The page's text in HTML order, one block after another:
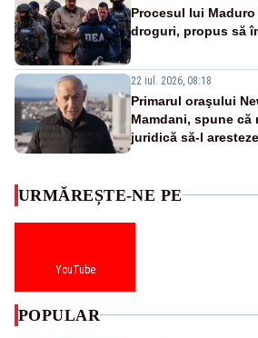
Procesul lui
droguri, propus să
22 iul. 2026, 08:18
Primarul oraşului
Mamdani, spune că
juridică să-l
URMĂREȘTE-NE PE
YouTube
POPULAR